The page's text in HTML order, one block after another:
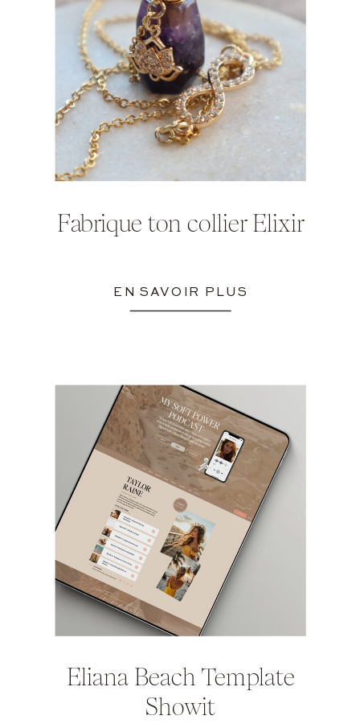
Eliana Beach Template
Showit
EN SAVOIR PLUS
Fabrique ton collier Elixir